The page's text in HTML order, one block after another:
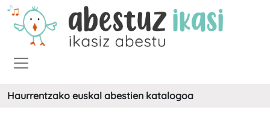
Haurrentzako euskal abestien katalogoa